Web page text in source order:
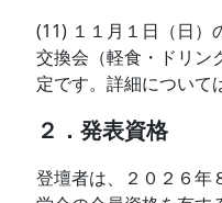
(11) １１月１日（日）
交換会（軽食・ドリン
定です。詳細について
２．発表資格
登壇者は、２０２６年